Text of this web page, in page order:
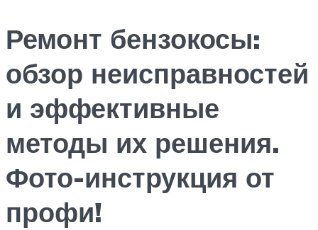
Ремонт бензокосы:
обзор неисправностей
и эффективные
методы их решения.
Фото-инструкция от
профи!